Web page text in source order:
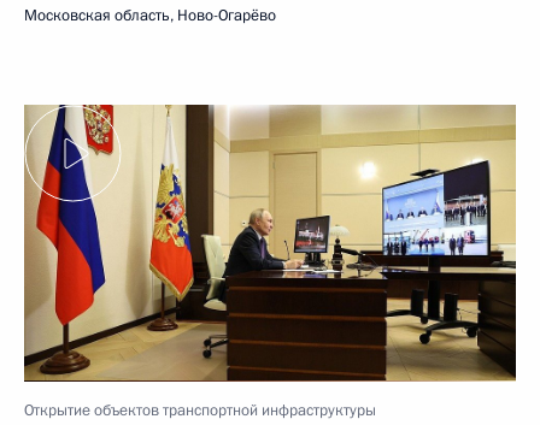
Московская область, Ново-Огарёво
Открытие объектов транспортной инфраструктуры